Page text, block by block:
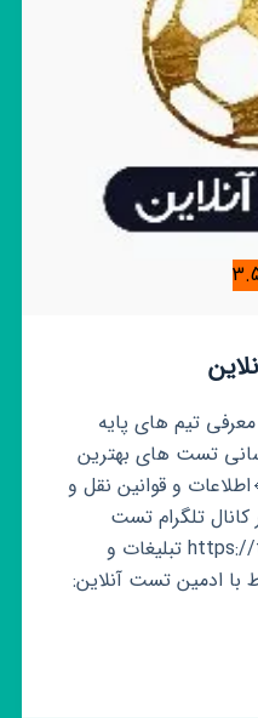
تیم های پایه
تست های بهترین
و قوانین نقل و
تلگرام تست
آنلاین: https://t.me/test_onlin تبلیغات و
با ادمین تست آنلاین: